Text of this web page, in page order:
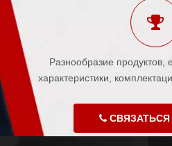
Разнообразие продуктов,
характеристики,